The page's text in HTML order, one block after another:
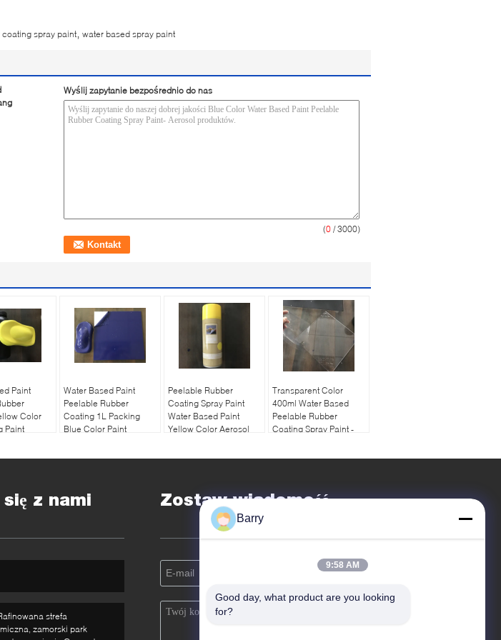
coating spray paint water based spray paint
Wyślij zapytanie bezpośrednio do nas
(0 / 3000)
Paint
Color
Paint
Water Based Paint
Peelable Rubber
Coating 1L Packing
Blue Color Paint
Peelable Rubber
Coating Spray Paint
Water Based Paint
Yellow Color Aerosol
Transparent Color
400ml Water Based
Peelable Rubber
Coating Spray Paint -
z nami
strefa
zamorski park
Zostaw wiadomość
Barry
9:58 AM
Good day, what product are you looking
for?